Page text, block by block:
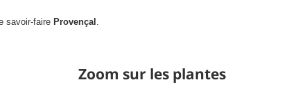
savoir-faire Provençal
Zoom sur les plantes